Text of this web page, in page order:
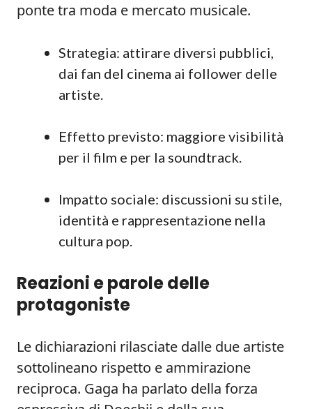
ponte tra moda e mercato musicale.
Strategia: attirare diversi pubblici,
dai fan del cinema ai follower delle
artiste.
Effetto previsto: maggiore visibilità
per il film e per la soundtrack.
Impatto sociale: discussioni su stile,
identità e rappresentazione nella
cultura pop.
Reazioni e parole delle
protagoniste
Le dichiarazioni rilasciate dalle due artiste
sottolineano rispetto e ammirazione
reciproca. Gaga ha parlato della forza